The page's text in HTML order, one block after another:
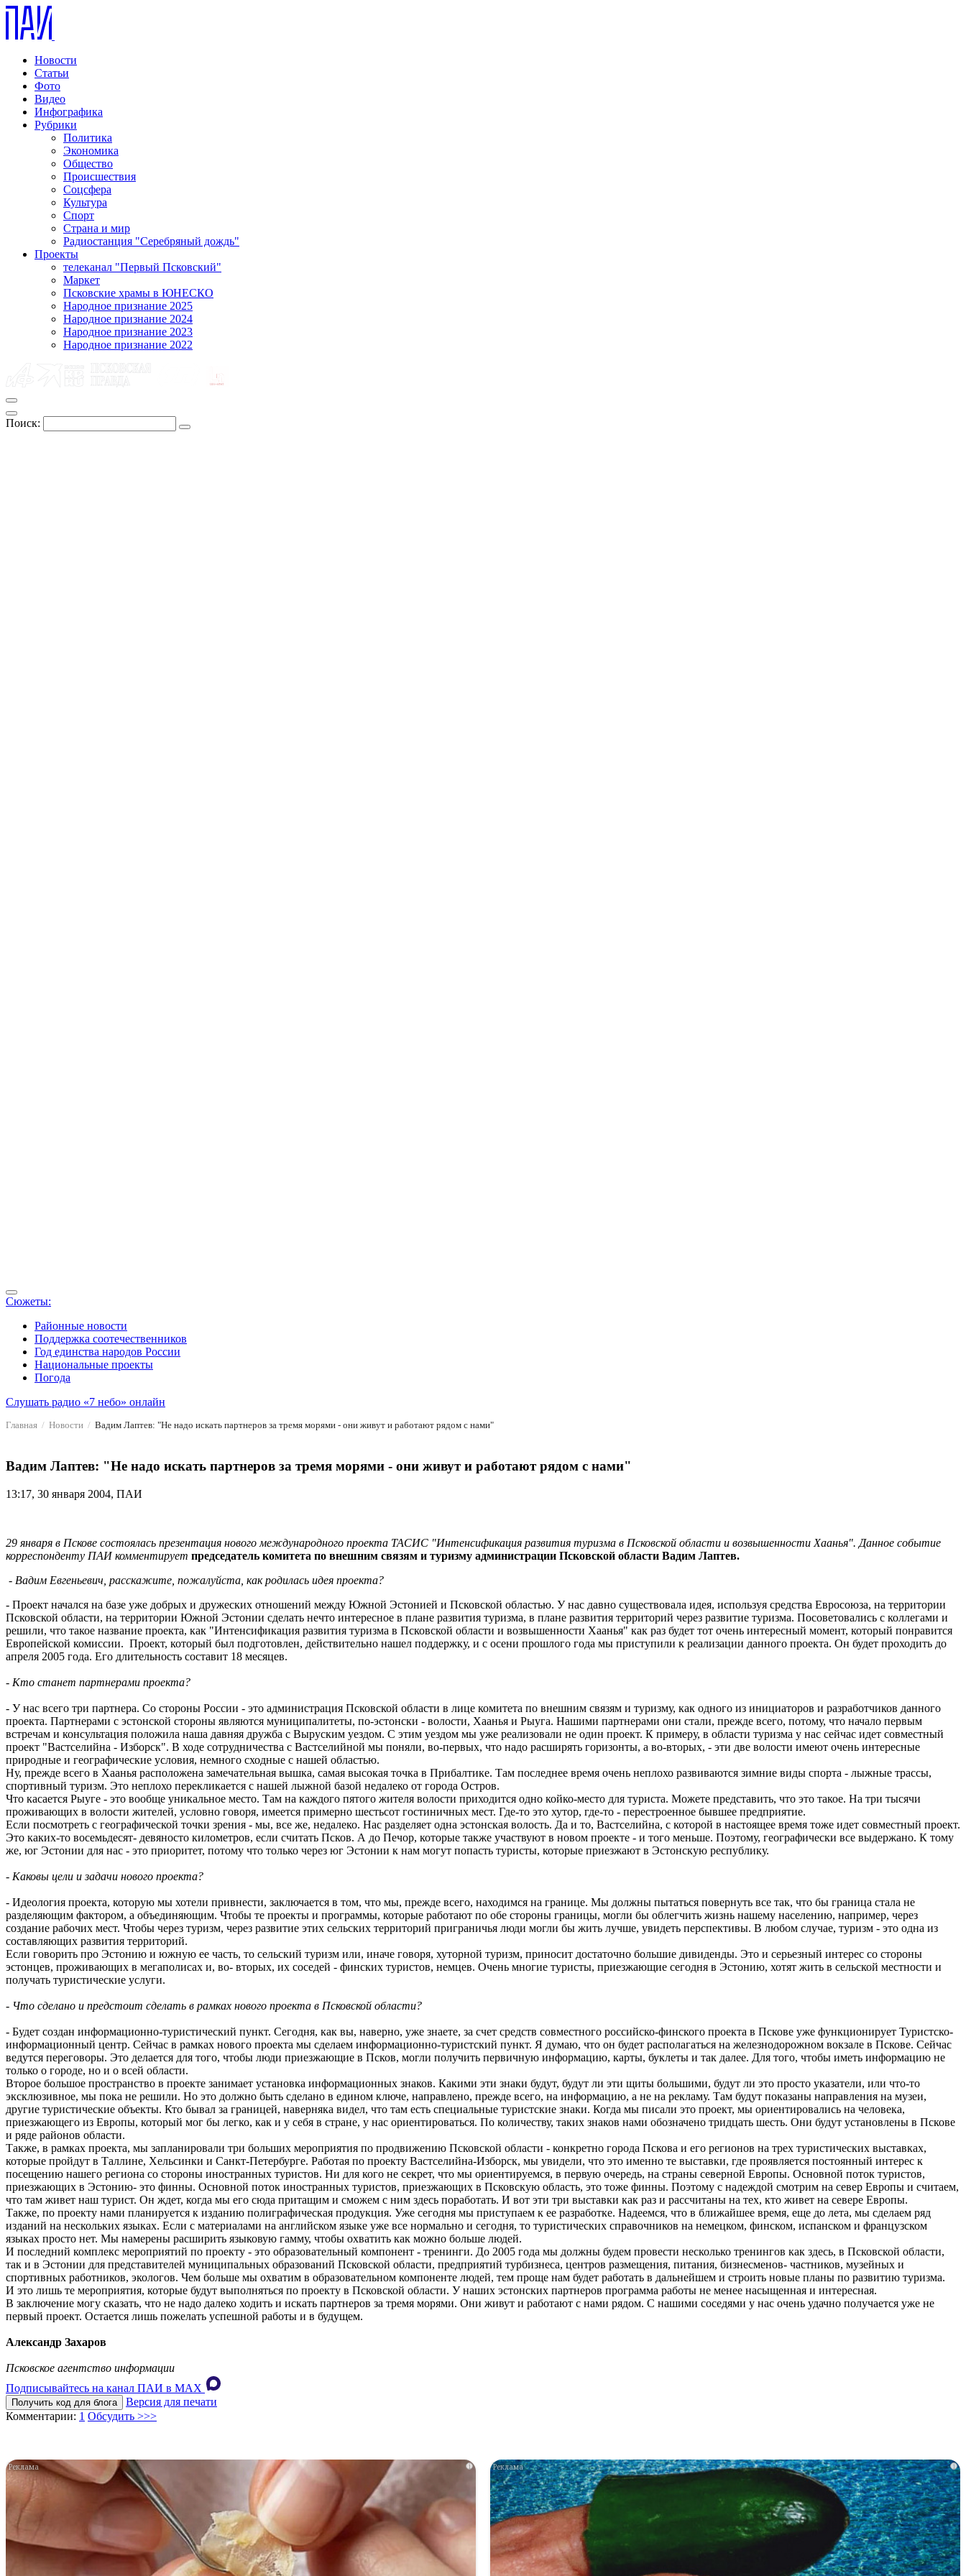
Новости
Статьи
Фото
Видео
Инфографика
Рубрики
Политика
Экономика
Общество
Происшествия
Соцсфера
Культура
Спорт
Страна и мир
Радиостанция "Серебряный дождь"
Проекты
телеканал "Первый Псковский"
Маркет
Псковские храмы в ЮНЕСКО
Народное признание 2025
Народное признание 2024
Народное признание 2023
Народное признание 2022
Поиск:
Сюжеты:
Районные новости
Поддержка соотечественников
Год единства народов России
Национальные проекты
Погода
Слушать радио «7 небо» онлайн
Главная Новости Вадим Лаптев: "Не надо искать партнеров за тремя морями - они живут и работают рядом с нами"
Вадим Лаптев: "Не надо искать партнеров за тремя морями - они живут и работают рядом с нами"
13:17, 30 января 2004, ПАИ
29 января в Пскове состоялась презентация нового международного проекта ТАСИС "Интенсификация развития туризма в Псковской области и возвышенности Хаанья". Данное событие
корреспонденту ПАИ комментирует председатель комитета по внешним связям и туризму администрации Псковской области Вадим Лаптев.
- Вадим Евгеньевич, расскажите, пожалуйста, как родилась идея проекта?
- Проект начался на базе уже добрых и дружеских отношений между Южной Эстонией и Псковской областью. У нас давно существовала идея, используя средства Евросоюза, на территории
Псковской области, на территории Южной Эстонии сделать нечто интересное в плане развития туризма, в плане развития территорий через развитие туризма. Посоветовались с коллегами и
решили, что такое название проекта, как "Интенсификация развития туризма в Псковской области и возвышенности Хаанья" как раз будет тот очень интересный момент, который понравится
Европейской комиссии. Проект, который был подготовлен, действительно нашел поддержку, и с осени прошлого года мы приступили к реализации данного проекта. Он будет проходить до
апреля 2005 года. Его длительность составит 18 месяцев.
- Кто станет партнерами проекта?
- У нас всего три партнера. Со стороны России - это администрация Псковской области в лице комитета по внешним связям и туризму, как одного из инициаторов и разработчиков данного
проекта. Партнерами с эстонской стороны являются муниципалитеты, по-эстонски - волости, Хаанья и Рыуга. Нашими партнерами они стали, прежде всего, потому, что начало первым
встречам и консультация положила наша давняя дружба с Выруским уездом. С этим уездом мы уже реализовали не один проект. К примеру, в области туризма у нас сейчас идет совместный
проект "Вастселийна - Изборск". В ходе сотрудничества с Вастселийной мы поняли, во-первых, что надо расширять горизонты, а во-вторых, - эти две волости имеют очень интересные
природные и географические условия, немного сходные с нашей областью.
Ну, прежде всего в Хаанья расположена замечательная вышка, самая высокая точка в Прибалтике. Там последнее время очень неплохо развиваются зимние виды спорта - лыжные трассы,
спортивный туризм. Это неплохо перекликается с нашей лыжной базой недалеко от города Остров.
Что касается Рыуге - это вообще уникальное место. Там на каждого пятого жителя волости приходится одно койко-место для туриста. Можете представить, что это такое. На три тысячи
проживающих в волости жителей, условно говоря, имеется примерно шестьсот гостиничных мест. Где-то это хутор, где-то - перестроенное бывшее предприятие.
Если посмотреть с географической точки зрения - мы, все же, недалеко. Нас разделяет одна эстонская волость. Да и то, Вастселийна, с которой в настоящее время тоже идет совместный проект.
Это каких-то восемьдесят- девяносто километров, если считать Псков. А до Печор, которые также участвуют в новом проекте - и того меньше. Поэтому, географически все выдержано. К тому
же, юг Эстонии для нас - это приоритет, потому что только через юг Эстонии к нам могут попасть туристы, которые приезжают в Эстонскую республику.
- Каковы цели и задачи нового проекта?
- Идеология проекта, которую мы хотели привнести, заключается в том, что мы, прежде всего, находимся на границе. Мы должны пытаться повернуть все так, что бы граница стала не
разделяющим фактором, а объединяющим. Чтобы те проекты и программы, которые работают по обе стороны границы, могли бы облегчить жизнь нашему населению, например, через
создание рабочих мест. Чтобы через туризм, через развитие этих сельских территорий приграничья люди могли бы жить лучше, увидеть перспективы. В любом случае, туризм - это одна из
составляющих развития территорий.
Если говорить про Эстонию и южную ее часть, то сельский туризм или, иначе говоря, хуторной туризм, приносит достаточно большие дивиденды. Это и серьезный интерес со стороны
эстонцев, проживающих в мегаполисах и, во- вторых, их соседей - финских туристов, немцев. Очень многие туристы, приезжающие сегодня в Эстонию, хотят жить в сельской местности и
получать туристические услуги.
- Что сделано и предстоит сделать в рамках нового проекта в Псковской области?
- Будет создан информационно-туристический пункт. Сегодня, как вы, наверно, уже знаете, за счет средств совместного российско-финского проекта в Пскове уже функционирует Туристско-
информационный центр. Сейчас в рамках нового проекта мы сделаем информационно-туристский пункт. Я думаю, что он будет располагаться на железнодорожном вокзале в Пскове. Сейчас
ведутся переговоры. Это делается для того, чтобы люди приезжающие в Псков, могли получить первичную информацию, карты, буклеты и так далее. Для того, чтобы иметь информацию не
только о городе, но и о всей области.
Второе большое пространство в проекте занимает установка информационных знаков. Какими эти знаки будут, будут ли эти щиты большими, будут ли это просто указатели, или что-то
эксклюзивное, мы пока не решили. Но это должно быть сделано в едином ключе, направлено, прежде всего, на информацию, а не на рекламу. Там будут показаны направления на музеи,
другие туристические объекты. Кто бывал за границей, наверняка видел, что там есть специальные туристские знаки. Когда мы писали это проект, мы ориентировались на человека,
приезжающего из Европы, который мог бы легко, как и у себя в стране, у нас ориентироваться. По количеству, таких знаков нами обозначено тридцать шесть. Они будут установлены в Пскове
и ряде районов области.
Также, в рамках проекта, мы запланировали три больших мероприятия по продвижению Псковской области - конкретно города Пскова и его регионов на трех туристических выставках,
которые пройдут в Таллине, Хельсинки и Санкт-Петербурге. Работая по проекту Вастселийна-Изборск, мы увидели, что это именно те выставки, где проявляется постоянный интерес к
посещению нашего региона со стороны иностранных туристов. Ни для кого не секрет, что мы ориентируемся, в первую очередь, на страны северной Европы. Основной поток туристов,
приезжающих в Эстонию- это финны. Основной поток иностранных туристов, приезжающих в Псковскую область, это тоже финны. Поэтому с надеждой смотрим на север Европы и считаем,
что там живет наш турист. Он ждет, когда мы его сюда притащим и сможем с ним здесь поработать. И вот эти три выставки как раз и рассчитаны на тех, кто живет на севере Европы.
Также, по проекту нами планируется к изданию полиграфическая продукция. Уже сегодня мы приступаем к ее разработке. Надеемся, что в ближайшее время, еще до лета, мы сделаем ряд
изданий на нескольких языках. Если с материалами на английском языке уже все нормально и сегодня, то туристических справочников на немецком, финском, испанском и французском
языках просто нет. Мы намерены расширить языковую гамму, чтобы охватить как можно больше людей.
И последний комплекс мероприятий по проекту - это образовательный компонент - тренинги. До 2005 года мы должны будем провести несколько тренингов как здесь, в Псковской области,
так и в Эстонии для представителей муниципальных образований Псковской области, предприятий турбизнеса, центров размещения, питания, бизнесменов- частников, музейных и
спортивных работников, экологов. Чем больше мы охватим в образовательном компоненте людей, тем проще нам будет работать в дальнейшем и строить новые планы по развитию туризма.
И это лишь те мероприятия, которые будут выполняться по проекту в Псковской области. У наших эстонских партнеров программа работы не менее насыщенная и интересная.
В заключение могу сказать, что не надо далеко ходить и искать партнеров за тремя морями. Они живут и работают с нами рядом. С нашими соседями у нас очень удачно получается уже не
первый проект. Остается лишь пожелать успешной работы и в будущем.
Александр Захаров
Псковское агентство информации
Подписывайтесь на канал ПАИ в MAХ
Получить код для блога
Версия для печати
Комментарии: 1 Обсудить >>>
i i